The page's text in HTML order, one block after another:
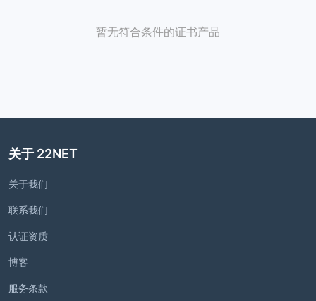
暂无符合条件的证书产品
关于 22NET
关于我们
联系我们
认证资质
博客
服务条款